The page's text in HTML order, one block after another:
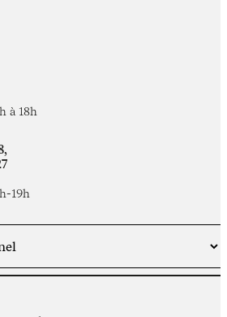
à 18h
19h